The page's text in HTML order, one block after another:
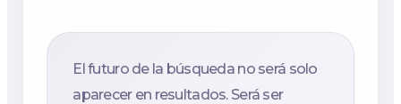
El futuro de la búsqueda no será solo
aparecer en resultados. Será ser